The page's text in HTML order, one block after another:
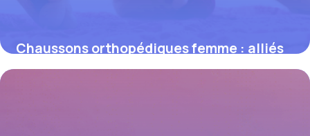
Chaussons orthopédiques femme : alliés
indispensables pour un confort et un